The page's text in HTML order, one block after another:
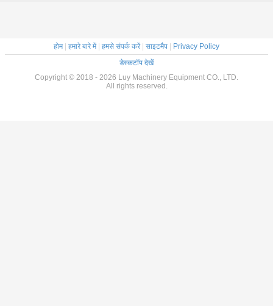
होम| हमारे बारे में| हमसे संपर्क करें| साइटमैप | Privacy Policy
डेस्कटॉप देखें
Copyright © 2018 - 2026 Luy Machinery Equipment CO., LTD.
All rights reserved.